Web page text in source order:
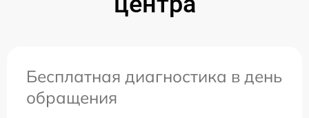
Бесплатная диагностика в день
обращения